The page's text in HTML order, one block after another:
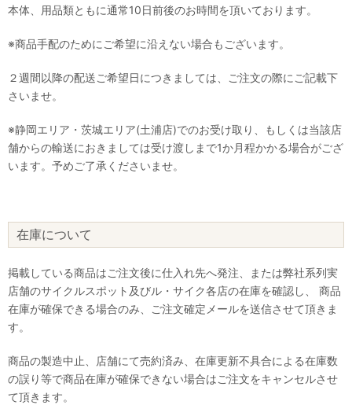
本体、用品類ともに通常10日前後のお時間を頂いております。
※商品手配のためにご希望に沿えない場合もございます。
２週間以降の配送ご希望日につきましては、ご注文の際にご記載下
さいませ。
※静岡エリア・茨城エリア(土浦店)でのお受け取り、もしくは当該店
舗からの輸送におきましては受け渡しまで1か月程かかる場合がござ
います。予めご了承くださいませ。
在庫について
掲載している商品はご注文後に仕入れ先へ発注、または弊社系列実
店舗のサイクルスポット及びル・サイク各店の在庫を確認し、 商品
在庫が確保できる場合のみ、ご注文確定メールを送信させて頂きま
す。
商品の製造中止、店舗にて売約済み、在庫更新不具合による在庫数
の誤り等で商品在庫が確保できない場合はご注文をキャンセルさせ
て頂きます。